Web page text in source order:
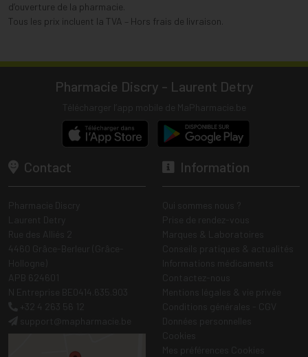
d’ouverture de la pharmacie.
Tous les prix incluent la TVA – Hors frais de livraison.
Pharmacie Discry - Laurent Detry
Contact Information